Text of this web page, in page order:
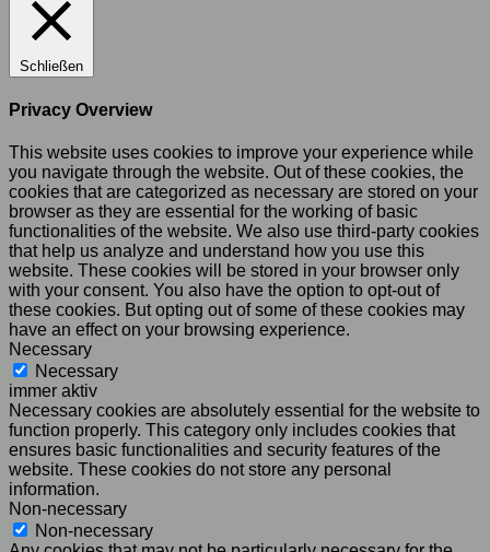
Schließen
Privacy Overview
This website uses cookies to improve your experience while
you navigate through the website. Out of these cookies, the
cookies that are categorized as necessary are stored on your
browser as they are essential for the working of basic
functionalities of the website. We also use third-party cookies
that help us analyze and understand how you use this
website. These cookies will be stored in your browser only
with your consent. You also have the option to opt-out of
these cookies. But opting out of some of these cookies may
have an effect on your browsing experience.
Necessary
Necessary
immer aktiv
Necessary cookies are absolutely essential for the website to
function properly. This category only includes cookies that
ensures basic functionalities and security features of the
website. These cookies do not store any personal
information.
Non-necessary
Non-necessary